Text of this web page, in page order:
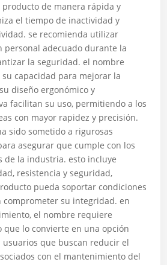
de manera rápida y
el tiempo de inactividad y
se recomienda utilizar
personal adecuado durante la
la seguridad. el nombre
capacidad para mejorar la
diseño ergonómico y
facilitan su uso, permitiendo a los
con mayor rapidez y precisión.
sido sometido a rigurosas
asegurar que cumple con los
de la industria. esto incluye
resistencia y seguridad,
pueda soportar condiciones
comprometer su integridad. en
el nombre requiere
que lo convierte en una opción
que buscan reducir el
con el mantenimiento del